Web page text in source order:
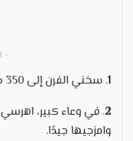
-
1. سخني الفرن إلى 350 درجة فهرنهايت (175 درجة مئوية).
2. في وعاء كبير،
وامزجيها جيدًا.